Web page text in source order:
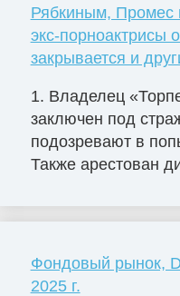
Рябкиным, Промес
экс-порноактрисы
закрывается и
1. Владелец
заключен под
подозревают в
Также арестован
Фондовый рынок,
2025 г.